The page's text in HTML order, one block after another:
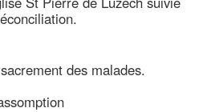
des malades.